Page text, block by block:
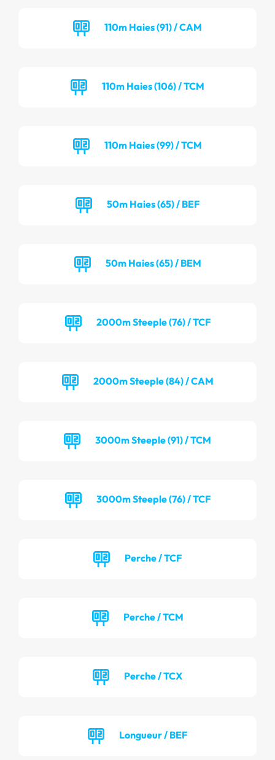
110m Haies (91) / CAM
110m Haies (106) / TCM
110m Haies (99) / TCM
50m Haies (65) / BEF
50m Haies (65) / BEM
2000m Steeple (76) / TCF
2000m Steeple (84) / CAM
3000m Steeple (91) / TCM
3000m Steeple (76) / TCF
Perche / TCF
Perche / TCM
Perche / TCX
Longueur / BEF